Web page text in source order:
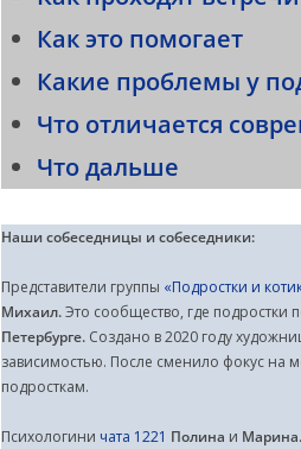
Как это помогает
Какие проблемы у
Что отличается
Что дальше
Наши собеседницы и собеседники:
Представители группы «Подростки и
Михаил.Это сообщество, где подростки
Петербурге. Создано в 2020 году
зависимостью. После сменило фокус на
подросткам.
Психологини чата 1221 Полина и Марина.